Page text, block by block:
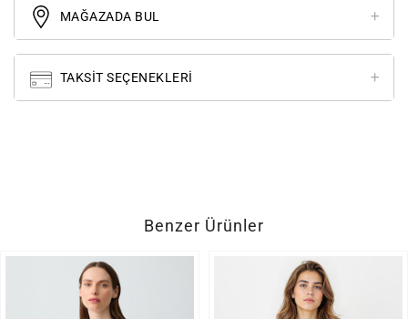
MAĞAZADA BUL
TAKSIT SEÇENEKLERI
Benzer Ürünler